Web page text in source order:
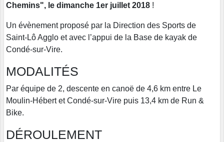
Chemins", le dimanche 1er juillet 2018 !
Un évènement proposé par la Direction des Sports de
Saint-Lô Agglo et avec l’appui de la Base de kayak de
Condé-sur-Vire.
MODALITÉS
Par équipe de 2, descente en canoë de 4,6 km entre Le
Moulin-Hébert et Condé-sur-Vire puis 13,4 km de Run &
Bike.
DÉROULEMENT